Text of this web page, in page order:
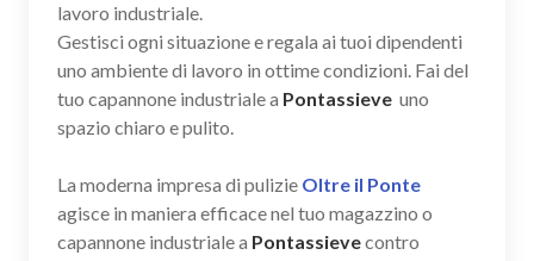
lavoro industriale.
Gestisci ogni situazione e regala ai tuoi dipendenti
uno ambiente di lavoro in ottime condizioni. Fai del
tuo capannone industriale a Pontassieve uno
spazio chiaro e pulito.
La moderna impresa di pulizie Oltre il Ponte
agisce in maniera efficace nel tuo magazzino o
capannone industriale a Pontassievecontro